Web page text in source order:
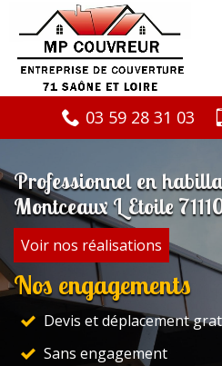
03 59 28 31 03
Professionnel en
Montceaux L Etoile
Voir nos réalisations
Nos engagements
Devis et déplacement
Sans engagement